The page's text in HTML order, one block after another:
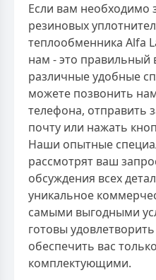
Если вам необходимо
резиновых
теплообменника Alfa
нам - это
различные удобные
можете позвонить
телефона, отправить
почту или нажать
Наши опытные
рассмотрят ваш
обсуждения всех
уникальное
самыми выгодными
готовы
обеспечить вас
комплектующими.